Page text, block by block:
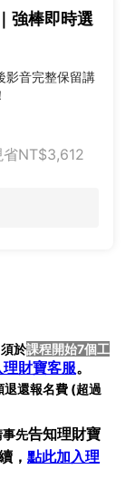
強棒即時選
影音完整保留講
省NT$3,612
於課程開始7個工
財寶客服。
還報名費 (超過
先告知理財寶
， 點此加入理